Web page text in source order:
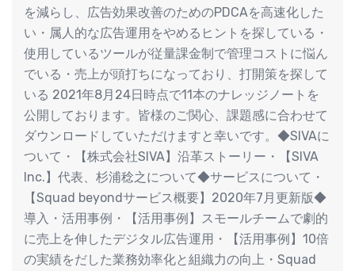
を減らし、広告効果改善のためのPDCAを高速化した
い・属人的な広告運用をやめるヒントを探している・
使用しているツールが従量課金制で管理コストに悩ん
でいる・売上が頭打ちになっており、打開策を探して
いる 2021年8月24日時点で11本のナレッジノートを
公開しております。皆様のご関心、課題感に合わせて
ダウンロードしていただけますと幸いです。◆SIVAに
ついて・【株式会社SIVA】沿⾰ストーリー・【SIVA
Inc.】代表、杉浦稔之について◆サービスについて・
【Squad beyondサービス概要】2020年7月更新版◆
導入・活用事例・【活用事例】スモールチームで劇的
に売上を伸したデジタル広告運用・【活用事例】10倍
の実績をだした業務効率化と組織力の向上・Squad